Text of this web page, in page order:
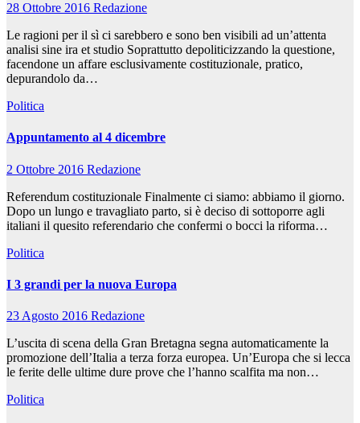
28 Ottobre 2016 Redazione
Le ragioni per il sì ci sarebbero e sono ben visibili ad un’attenta
analisi sine ira et studio Soprattutto depoliticizzando la questione,
facendone un affare esclusivamente costituzionale, pratico,
depurandolo da…
Politica
Appuntamento al 4 dicembre
2 Ottobre 2016 Redazione
Referendum costituzionale Finalmente ci siamo: abbiamo il giorno.
Dopo un lungo e travagliato parto, si è deciso di sottoporre agli
italiani il quesito referendario che confermi o bocci la riforma…
Politica
I 3 grandi per la nuova Europa
23 Agosto 2016 Redazione
L’uscita di scena della Gran Bretagna segna automaticamente la
promozione dell’Italia a terza forza europea. Un’Europa che si lecca
le ferite delle ultime dure prove che l’hanno scalfita ma non…
Politica